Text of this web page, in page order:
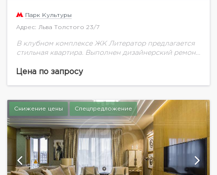
Парк Культуры
Адрес: Льва Толстого 23/7
В клубном комплексе ЖК Литератор предлагается
стильная квартира. Выполнен дизайнерский ремонт
материалов. Функциональной планировкой
Цена по запросу
Снижение цены Спецпредложение